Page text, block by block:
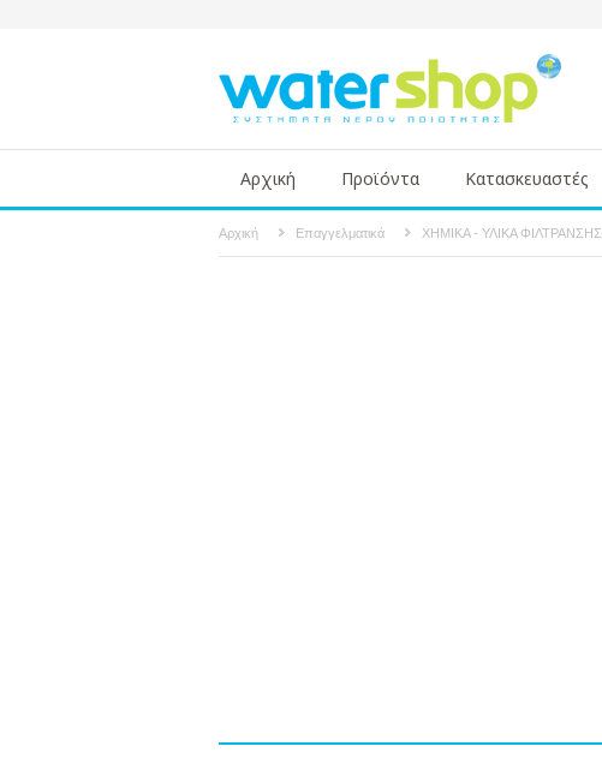
Αρχική Προϊόντα Κατασκευαστές
Αρχική Επαγγελματικά ΧΗΜΙΚΑ - ΥΛΙΚΑ ΦΙΛΤΡΑΝΣΗΣ